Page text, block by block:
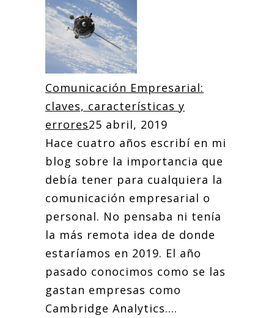
Comunicación Empresarial:
claves, características y
errores25 abril, 2019
Hace cuatro años escribí en mi
blog sobre la importancia que
debía tener para cualquiera la
comunicación empresarial o
personal. No pensaba ni tenía
la más remota idea de donde
estaríamos en 2019. El año
pasado conocimos como se las
gastan empresas como
Cambridge Analytics....